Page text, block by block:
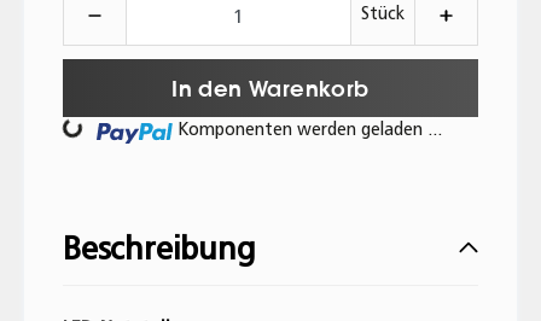
Stück
In den Warenkorb
Komponenten werden geladen ...
Beschreibung